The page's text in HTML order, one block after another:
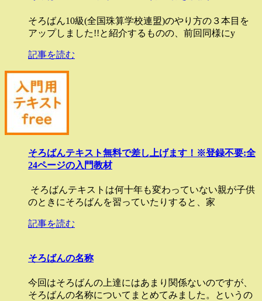
そろばん10級(全国珠算学校連盟)のやり方の３本目を
アップしました!!と紹介するものの、前回同様にy
記事を読む
そろばんテキスト無料で差し上げます！※登録不要:全
24ページの入門教材
そろばんテキストは何十年も変わっていない親が子供
のときにそろばんを習っていたりすると、家
記事を読む
そろばんの名称
今回はそろばんの上達にはあまり関係ないのですが、
そろばんの名称についてまとめてみました。というの